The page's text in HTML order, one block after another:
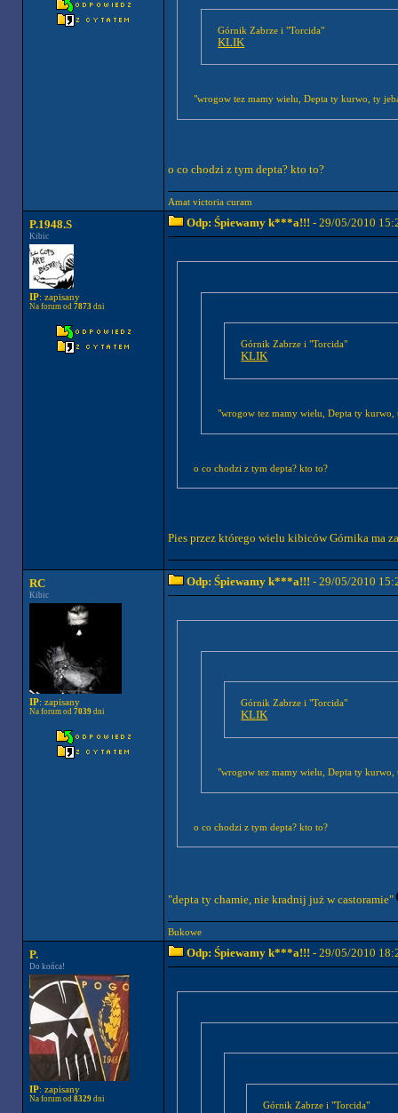
Górnik Zabrze i "Torcida"
KLIK
"wrogow tez mamy wielu, Depta ty kurwo, ty
o co chodzi z tym depta? kto to?
Amat victoria curam
P.1948.S
Kibic
IP: zapisany
Na forum od 7873dni
Odp: Śpiewamy k***a!!! - 29/05/2010
Górnik Zabrze i "Torcida"
KLIK
"wrogow tez mamy wielu, Depta ty kurwo,
o co chodzi z tym depta? kto to?
Pies przez którego wielu kibiców Górnika ma
RC
Kibic
IP: zapisany
Na forum od 7039dni
Odp: Śpiewamy k***a!!! - 29/05/2010
Górnik Zabrze i "Torcida"
KLIK
"wrogow tez mamy wielu, Depta ty kurwo,
o co chodzi z tym depta? kto to?
"depta ty chamie, nie kradnij już w castoramie"
Bukowe
P.
Do końca!
IP: zapisany
Na forum od 8329dni
Odp: Śpiewamy k***a!!! - 29/05/2010
Górnik Zabrze i "Torcida"